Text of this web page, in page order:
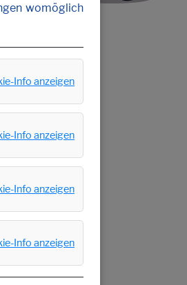
womöglich
Info anzeigen
Info anzeigen
Info anzeigen
Info anzeigen